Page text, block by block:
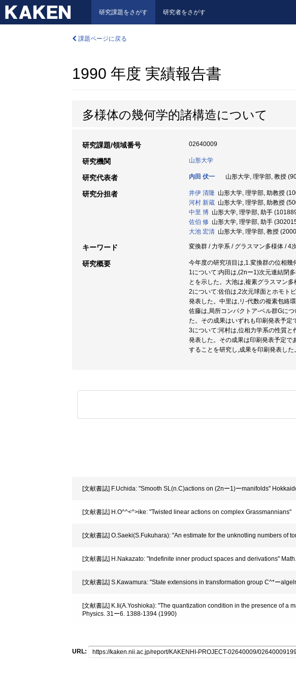
研究課題をさがす 研究者をさがす
課題ページに戻る
1990 年度 実績報告書
多様体の幾何学的諸構造について
研究課題/領域番号 02640009
研究機関 山形大学
研究代表者 内田 伏一 山形大学, 理学部, 教授
研究分担者 井伊 清隆 山形大学, 理学部, 助教授
河村 新蔵 山形大学, 理学部, 助教授
中里 博 山形大学, 理学部, 助手
佐伯 修 山形大学, 理学部, 助手
大池 宏清 山形大学, 理学部, 教授
キーワード 変換群 / 力学系 / グラスマン多様体 / 4
研究概要
今年度の研究項目は,1.変換群の位相幾
1について:内田は,(2nー1)次元連結閉
とを示した。大池は,複素グラスマン
2について:佐伯は,2次元球面とホモト
発表した。中里は,リ-代数の複素包絡
佐藤は,局所コンパクトア-ベル群Gに
た。その成果はいずれも印刷発表予定
3について:河村は,位相力学系の性質
発表した。その成果は印刷発表予定
することを研究し,成果を印刷発表した。
[文献書誌] F.Uchida: "Smooth SL(n.C)actions on (2nー1)ーmanifolds"
[文献書誌] H.O^^<^>ike: "Twisted linear actions on complex Grassmannians"
[文献書誌] O.Saeki(S.Fukuhara): "An estimate for the unknotling numbers of
[文献書誌] H.Nakazato: "Indefinite inner product spaces and derivations"
[文献書誌] S.Kawamura: "State extensions in transformation group C^*ー
[文献書誌] K.Ii(A.Yoshioka): "The quantization condition in the presence of
Physics. 31ー6. 1388-1394 (1990)
URL: